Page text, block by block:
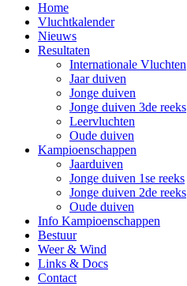
Home
Vluchtkalender
Nieuws
Resultaten
Internationale Vluchten
Jaar duiven
Jonge duiven
Jonge duiven 3de reeks
Leervluchten
Oude duiven
Kampioenschappen
Jaarduiven
Jonge duiven 1se reeks
Jonge duiven 2de reeks
Oude duiven
Info Kampioenschappen
Bestuur
Weer & Wind
Links & Docs
Contact